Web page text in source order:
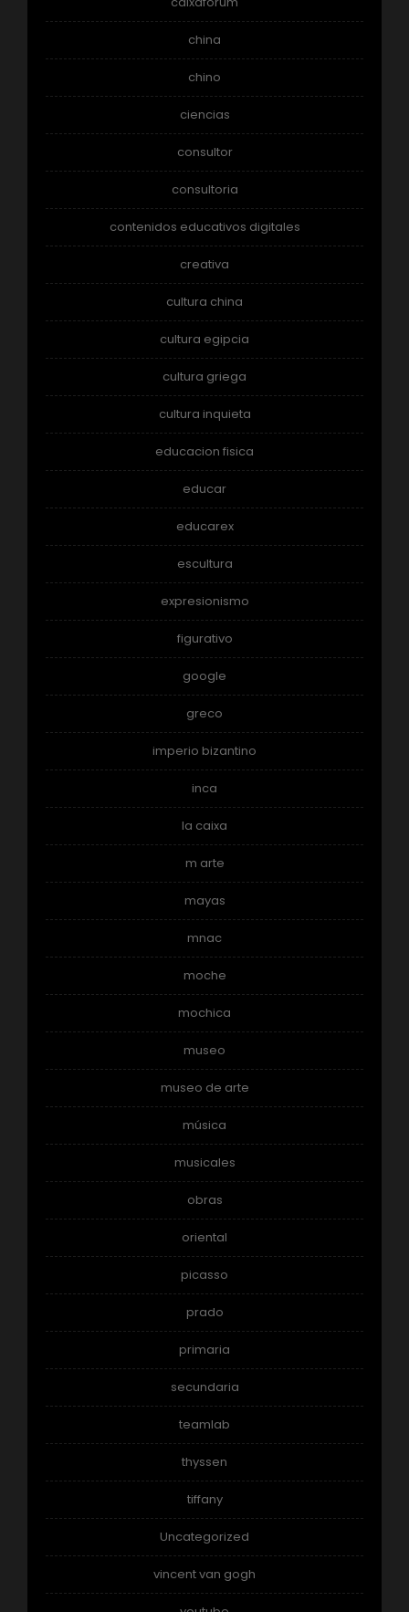
china
chino
ciencias
consultor
consultoria
contenidos educativos digitales
creativa
cultura china
cultura egipcia
cultura griega
cultura inquieta
educacion fisica
educar
educarex
escultura
expresionismo
figurativo
google
greco
imperio bizantino
inca
la caixa
m arte
mayas
mnac
moche
mochica
museo
museo de arte
música
musicales
obras
oriental
picasso
prado
primaria
secundaria
teamlab
thyssen
tiffany
Uncategorized
vincent van gogh